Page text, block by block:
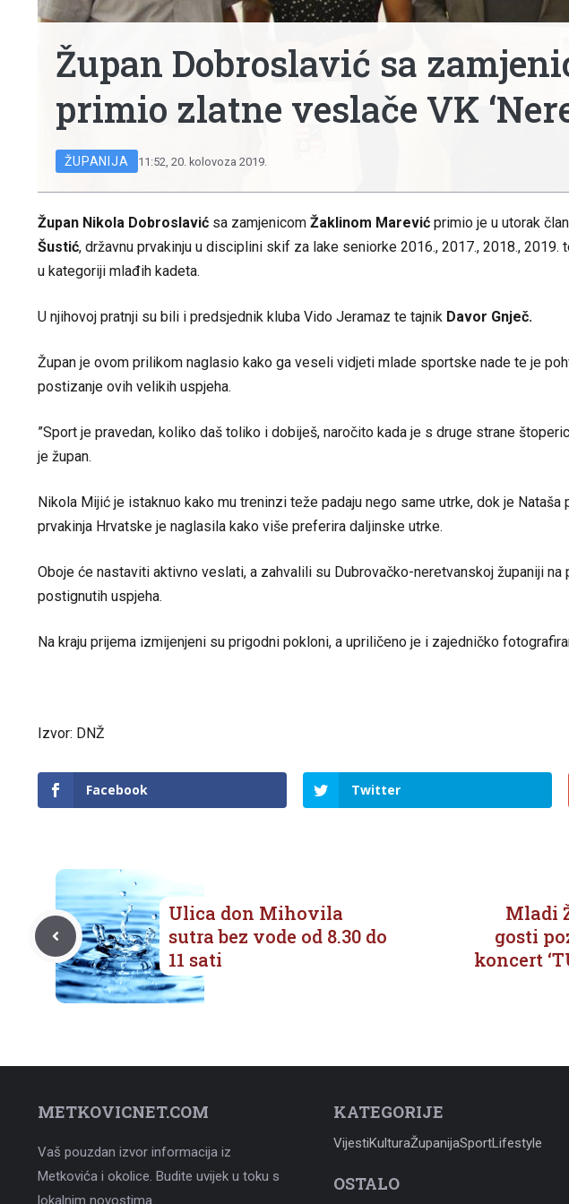
Župan Dobroslavić sa
primio zlatne veslače VK
ŽUPANIJA 11:52, 20. kolovoza 2019.
Župan Nikola Dobroslavić sa zamjenicom Žaklinom Marević primio je u utorak
Šustić, državnu prvakinju u disciplini skif za lake seniorke 2016., 2017., 2018., 2019.
u kategoriji mlađih kadeta.
U njihovoj pratnji su bili i predsjednik kluba Vido Jeramaz te tajnik Davor Gnječ.
Župan je ovom prilikom naglasio kako ga veseli vidjeti mlade sportske nade te je
postizanje ovih velikih uspjeha.
”Sport je pravedan, koliko daš toliko i dobiješ, naročito kada je s druge strane
je župan.
Nikola Mijić je istaknuo kako mu treninzi teže padaju nego same utrke, dok je Nataša
prvakinja Hrvatske je naglasila kako više preferira daljinske utrke.
Oboje će nastaviti aktivno veslati, a zahvalili su Dubrovačko-neretvanskoj županiji na
postignutih uspjeha.
Na kraju prijema izmijenjeni su prigodni pokloni, a upriličeno je i zajedničko
Izvor: DNŽ
Facebook Twitter
Ulica don Mihovila
sutra bez vode od 8.30 do
11 sati
Mladi
gosti pozivaju vas na
koncert ‘TU SAM DA TE
METKOVICNET.COM
Vaš pouzdan izvor informacija iz
Metkovića i okolice. Budite uvijek u toku s
lokalnim novostima.
KATEGORIJE
VijestiKulturaŽupanijaSportLifestyle
OSTALO